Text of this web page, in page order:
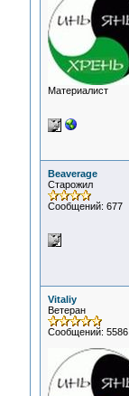
Материалист
Beaverage
Старожил
Сообщений: 677
Vitaliy
Ветеран
Сообщений: 5586